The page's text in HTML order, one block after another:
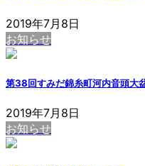
2019年7月8日
お知らせ
第38回すみだ錦糸町河内音頭大
2019年7月8日
お知らせ